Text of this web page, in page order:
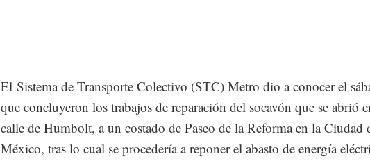
El Sistema de Transporte Colectivo (STC) Metro dio a conocer el
que concluyeron los trabajos de reparación del socavón que se abrió
calle de Humbolt, a un costado de Paseo de la Reforma en la Ciudad
México, tras lo cual se procedería a reponer el abasto de energía